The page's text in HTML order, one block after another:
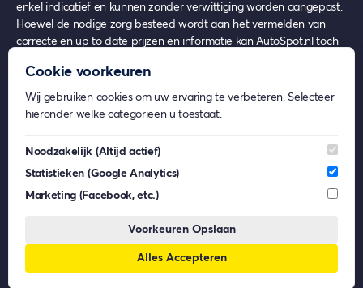
enkel indicatief en kunnen zonder verwittiging worden aangepast.
Hoewel de nodige zorg besteed wordt aan het vermelden van
correcte en up to date prijzen en informatie kan AutoSpot.nl toch
gebruik, waar echter nooit enige rechten uit ontleend kunnen
worden.
AutoSpot.nl geeft geen inhoudelijk advies over eventuele
partijen. De rechten van deze beelden behoren toe aan de
respectievelijke eigenaren. AutoSpot.nl gebruikt dit materiaal enkel
voor informatieve doeleinden en claimt geen eigendomsrechten.
voor (gevolg)schade die voortkomt uit het gebruik van AutoSpot.nl,
dan wel uit fouten of ontbrekende functionaliteiten op
Cookie voorkeuren
Wij gebruiken cookies om uw ervaring te verbeteren. Selecteer
hieronder welke categorieën u toestaat.
Noodzakelijk (Altijd actief)
Statistieken (Google Analytics)
Marketing (Facebook, etc.)
Voorkeuren Opslaan
Alles Accepteren